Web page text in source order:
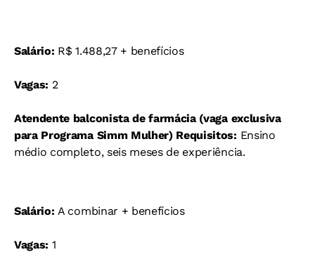
Salário: R$ 1.488,27 + benefícios
Vagas: 2
Atendente balconista de farmácia (vaga exclusiva
para Programa Simm Mulher) Requisitos: Ensino
médio completo, seis meses de experiência.
Salário:A combinar + benefícios
Vagas: 1